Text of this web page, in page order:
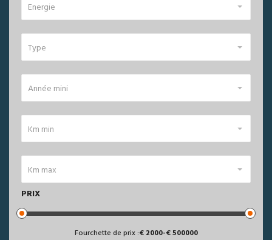
Energie
Type
Année mini
Km min
Km max
PRIX
Fourchette de prix : 2000- 500000